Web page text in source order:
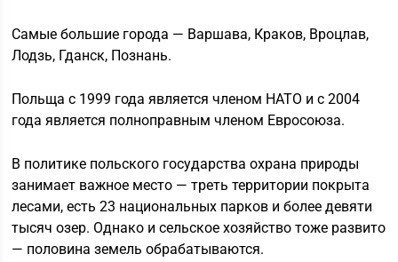
Самые большие города — Варшава, Краков, Вроцлав,
Лодзь, Гданск, Познань.
Польща с 1999 года является членом НАТО и с 2004
года является полноправным членом Евросоюза.
В политике польского государства охрана природы
занимает важное место — треть территории покрыта
лесами, есть 23 национальных парков и более девяти
тысяч озер. Однако и сельское хозяйство тоже развито
— половина земель обрабатываются.